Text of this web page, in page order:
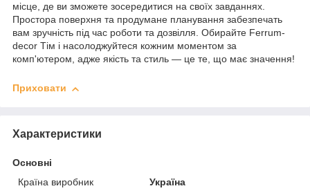
місце, де ви зможете зосередитися на своїх завданнях.
Простора поверхня та продумане планування забезпечать
вам зручність під час роботи та дозвілля. Обирайте Ferrum-
decor Тім і насолоджуйтеся кожним моментом за
комп'ютером, адже якість та стиль — це те, що має значення!
Приховати
Характеристики
Основні
Країна виробник
Україна